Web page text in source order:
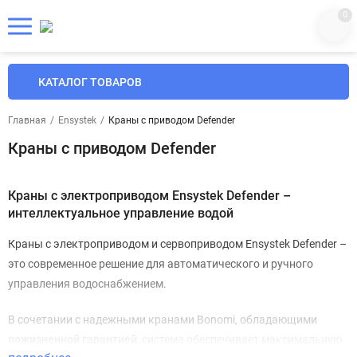
0
КАТАЛОГ ТОВАРОВ
Главная / Ensystek / Краны с приводом Defender
Краны с приводом Defender
Краны с электроприводом Ensystek Defender –
интеллектуальное управление водой
Краны с электроприводом и сервоприводом Ensystek Defender –
это современное решение для автоматического и ручного
управления водоснабжением.
В сочетании с надежными кранами Bonomi, обладающими